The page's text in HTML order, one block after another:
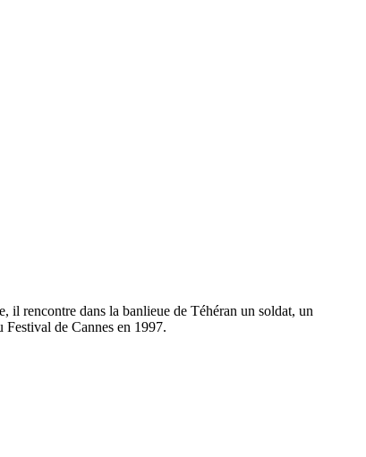
il rencontre dans la banlieue de Téhéran un soldat, un
de Cannes en 1997.